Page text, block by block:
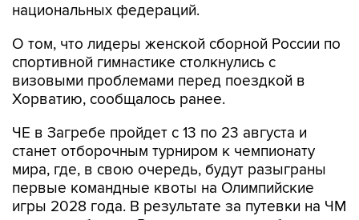
О том, что лидеры женской сборной России по
визовыми проблемами перед поездкой в
Хорватию, сообщалось ранее.
ЧЕ в Загребе пройдет с 13 по 23 августа и
мира, где, в свою очередь, будут разыграны
первые командные квоты на Олимпийские
игры 2028 года. В результате за путевки на ЧМ
женская сборная России вынуждена бороться
резервным составом.